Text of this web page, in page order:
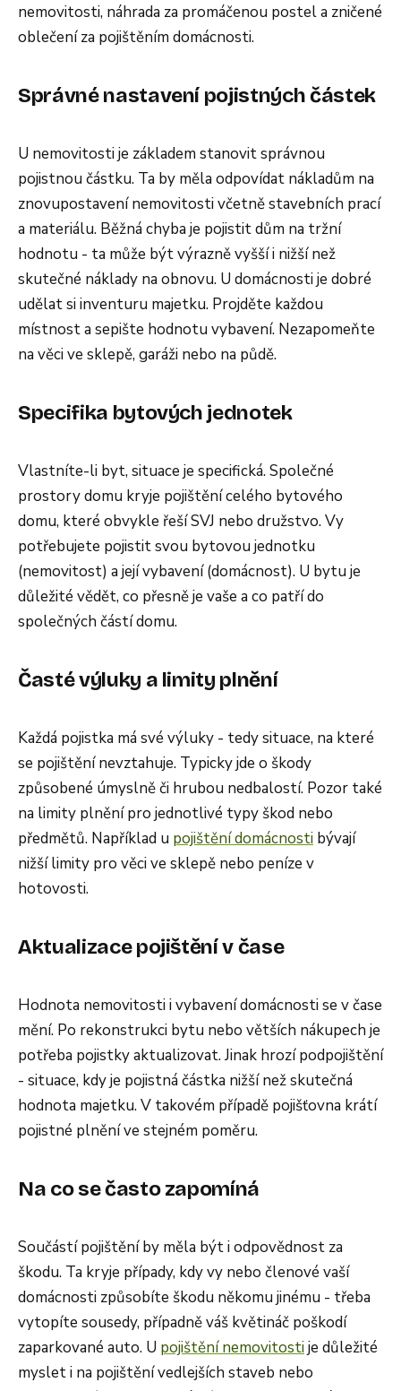
nemovitosti, náhrada za promáčenou postel a zničené
oblečení za pojištěním domácnosti.
Správné nastavení pojistných částek
U nemovitosti je základem stanovit správnou
pojistnou částku. Ta by měla odpovídat nákladům na
znovupostavení nemovitosti včetně stavebních prací
a materiálu. Běžná chyba je pojistit dům na tržní
hodnotu - ta může být výrazně vyšší i nižší než
skutečné náklady na obnovu. U domácnosti je dobré
udělat si inventuru majetku. Projděte každou
místnost a sepište hodnotu vybavení. Nezapomeňte
na věci ve sklepě, garáži nebo na půdě.
Specifika bytových jednotek
Vlastníte-li byt, situace je specifická. Společné
prostory domu kryje pojištění celého bytového
domu, které obvykle řeší SVJ nebo družstvo. Vy
potřebujete pojistit svou bytovou jednotku
(nemovitost) a její vybavení (domácnost). U bytu je
důležité vědět, co přesně je vaše a co patří do
společných částí domu.
Časté výluky a limity plnění
Každá pojistka má své výluky - tedy situace, na které
se pojištění nevztahuje. Typicky jde o škody
způsobené úmyslně či hrubou nedbalostí. Pozor také
na limity plnění pro jednotlivé typy škod nebo
předmětů. Například u pojištění domácnosti bývají
nižší limity pro věci ve sklepě nebo peníze v
hotovosti.
Aktualizace pojištění v čase
Hodnota nemovitosti i vybavení domácnosti se v čase
mění. Po rekonstrukci bytu nebo větších nákupech je
potřeba pojistky aktualizovat. Jinak hrozí podpojištění
- situace, kdy je pojistná částka nižší než skutečná
hodnota majetku. V takovém případě pojišťovna krátí
pojistné plnění ve stejném poměru.
Na co se často zapomíná
Součástí pojištění by měla být i odpovědnost za
škodu. Ta kryje případy, kdy vy nebo členové vaší
domácnosti způsobíte škodu někomu jinému - třeba
vytopíte sousedy, případně váš květináč poškodí
zaparkované auto. U pojištění nemovitostije důležité
myslet i na pojištění vedlejších staveb nebo